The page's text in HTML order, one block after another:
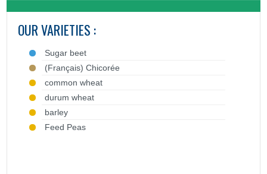
OUR VARIETIES :
Sugar beet
(Français) Chicorée
common wheat
durum wheat
barley
Feed Peas